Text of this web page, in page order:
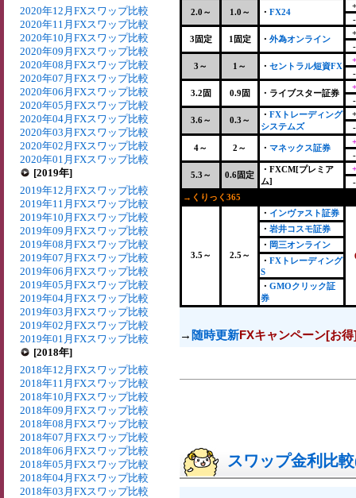
2020年12月FXスワップ比較
2020年11月FXスワップ比較
2020年10月FXスワップ比較
2020年09月FXスワップ比較
2020年08月FXスワップ比較
2020年07月FXスワップ比較
2020年06月FXスワップ比較
2020年05月FXスワップ比較
2020年04月FXスワップ比較
2020年03月FXスワップ比較
2020年02月FXスワップ比較
2020年01月FXスワップ比較
[2019年]
2019年12月FXスワップ比較
2019年11月FXスワップ比較
2019年10月FXスワップ比較
2019年09月FXスワップ比較
2019年08月FXスワップ比較
2019年07月FXスワップ比較
2019年06月FXスワップ比較
2019年05月FXスワップ比較
2019年04月FXスワップ比較
2019年03月FXスワップ比較
2019年02月FXスワップ比較
2019年01月FXスワップ比較
[2018年]
2018年12月FXスワップ比較
2018年11月FXスワップ比較
2018年10月FXスワップ比較
2018年09月FXスワップ比較
2018年08月FXスワップ比較
2018年07月FXスワップ比較
2018年06月FXスワップ比較
2018年05月FXスワップ比較
2018年04月FXスワップ比較
2018年03月FXスワップ比較
2.0～ 1.0～ ・ FX24
3固定 1固定 ・ 外為オンライン
3～ 1～ ・ セントラル短資FX
3.2固 0.9固 ・ライブスター証券
3.6～ 0.3～
・ FXトレーディング
システムズ
4～ 2～ ・ マネックス証券
5.3～ 0.6固定
・FXCM[プレミア
ム]
→くりっく365
3.5～ 2.5～
・ インヴァスト証券
・ 岩井コスモ証券
・ 岡三オンライン
・ FXトレーディング
S
・ GMOクリック証
券
→ 随時更新FXキャンペーン[お
スワップ金利比